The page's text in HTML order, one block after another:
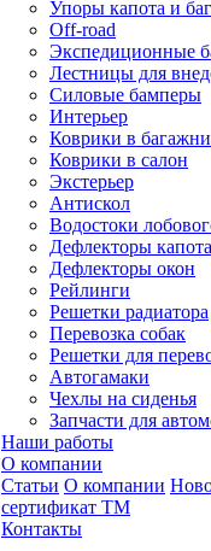
Упоры капота и
Off-road
Экспедиционные
Лестницы для
Силовые бамперы
Интерьер
Коврики в
Коврики в салон
Экстерьер
Антискол
Водостоки
Дефлекторы капота
Дефлекторы окон
Рейлинги
Решетки радиатора
Перевозка собак
Решетки для
Автогамаки
Чехлы на сиденья
Запчасти для
Наши работы
О компании
Статьи О компании
сертификат ТМ
Контакты